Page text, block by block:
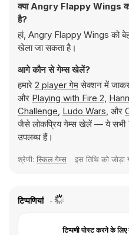
क्या Angry Flappy Wings
है?
हां, Angry Flappy Wings को
खेला जा सकता है।
आगे कौन से गेम्स खेलें?
हमारे 2 player गेमसेक्शन में जाकर
और Playing with Fire 2,
Challenge, Ludo Wars, और
जैसे लोकप्रिय गेम्स खेलें — ये
उपलब्ध हैं।
श्रेणी: स्किल गेम्स इस तिथि को जोड़ा
टिप्पणियां
टिप्पणी पोस्ट करने के